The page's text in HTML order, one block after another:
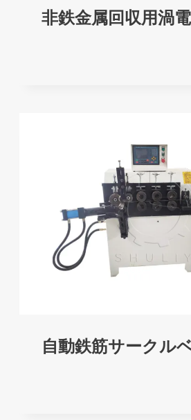
非鉄金属回収用渦
自動鉄筋サークル